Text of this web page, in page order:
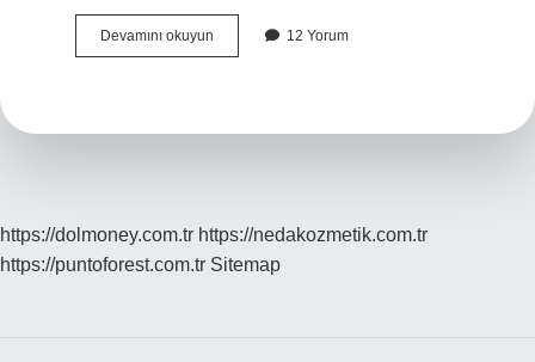
Devamını okuyun Çamaşır
Makinesi
12 Yorum
https://dolmoney.com.tr https://nedakozmetik.com.tr
https://puntoforest.com.tr Sitemap